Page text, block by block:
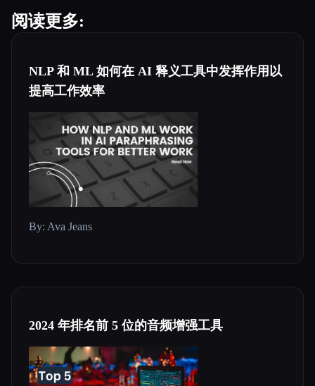
阅读更多:
NLP 和 ML 如何在 AI 释义工具中发挥作用以
提高工作效率
By: Ava Jeans
2024 年排名前 5 位的音频增强工具